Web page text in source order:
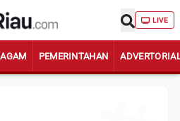
LIVE
PEMERINTAHAN